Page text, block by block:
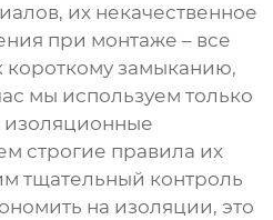
их некачественное
при монтаже – все
короткому замыканию,
мы используем только
строгие правила их
тщательный контроль
на изоляции, это